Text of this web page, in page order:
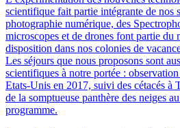
scientifique fait partie intégrante de nos
photographie numérique, des
microscopes et de drones font partie du
disposition dans nos colonies de
Les séjours que nous proposons sont
scientifiques à notre portée :
Etats-Unis en 2017, suivi des cétacés à
de la somptueuse panthère des neiges
programme.